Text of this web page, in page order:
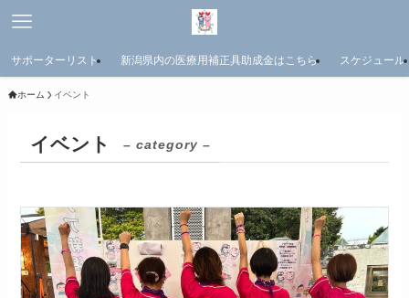
サポーターリスト 新潟県内の医療用補正具助成金はこちら スケジュール
ホーム イベント
イベント – category –